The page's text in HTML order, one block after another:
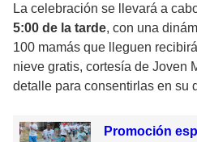
La celebración se llevará a
5:00 de la tarde, con una
100 mamás que lleguen
nieve gratis, cortesía de Joven
detalle para consentirlas en su
Promoción